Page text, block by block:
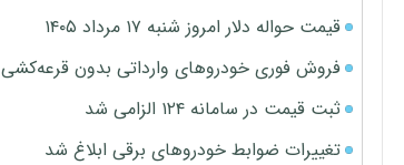
قیمت حواله دلار امروز شنبه ۱۷ مرداد ۱۴۰۵
فروش فوری خودروهای وارداتی بدون قرعه‌کشی
ثبت قیمت در سامانه ۱۲۴ الزامی شد
تغییرات ضوابط خودروهای برقی ابلاغ شد